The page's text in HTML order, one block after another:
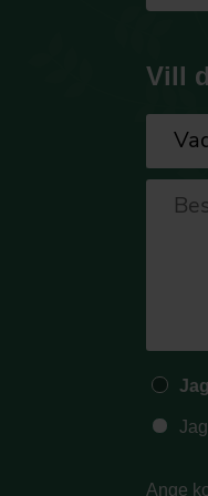
Vill
Ange